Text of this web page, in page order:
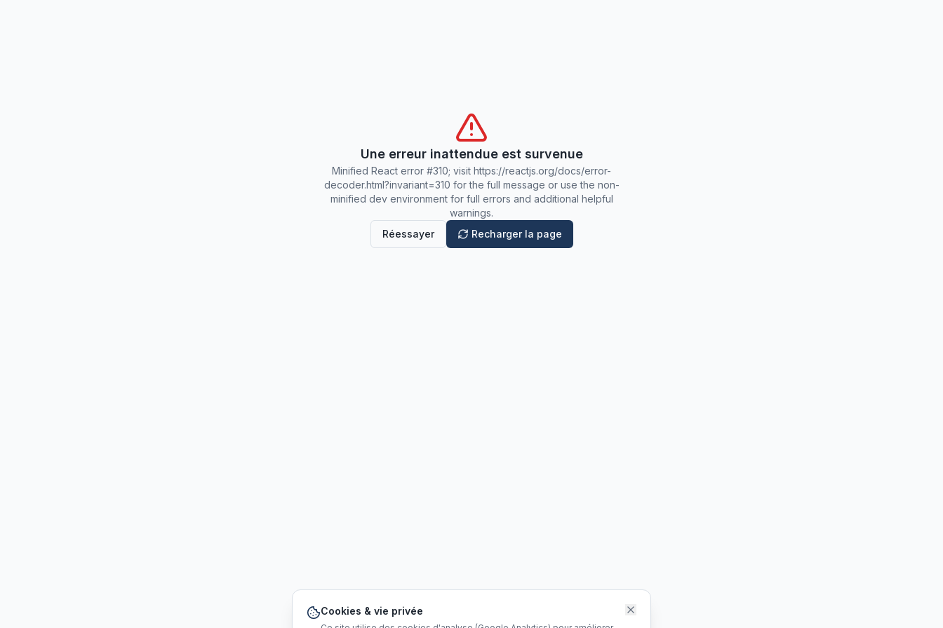
Une erreur inattendue est survenue
Minified React error #310; visit https://reactjs.org/docs/error-
decoder.html?invariant=310 for the full message or use the non-
minified dev environment for full errors and additional helpful
warnings.
Réessayer
Recharger la page
Cookies & vie privée